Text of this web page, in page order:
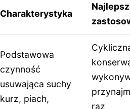
Charakterystyka
Podstawowa
czynność
usuwająca suchy
kurz, piach,
raz